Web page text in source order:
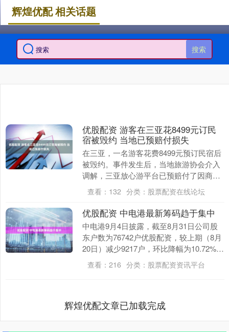
搜索
辉煌优配 相关话题
优股配资 游客在三亚花8499元订民
宿被毁约 当地已预赔付损失
在三亚，一名游客花费8499元预订民宿后
被毁约。事件发生后，当地旅游协会介入
调解，三亚放心游平台已预赔付了因商家
原因给游客造成的损失。初步调查显示，
消费者李先生....
查看： 132 分类： 股票配资在线论坛
优股配资 中电港最新筹码趋于集中
中电港9月4日披露，截至8月31日公司股
东户数为76742户优股配资，较上期（8月
20日）减少9217户，环比降幅为10.72%。
证券时报数据宝统计，截至发稿....
查看： 216 分类： 股票配资资讯平台
辉煌优配文章已加载完成